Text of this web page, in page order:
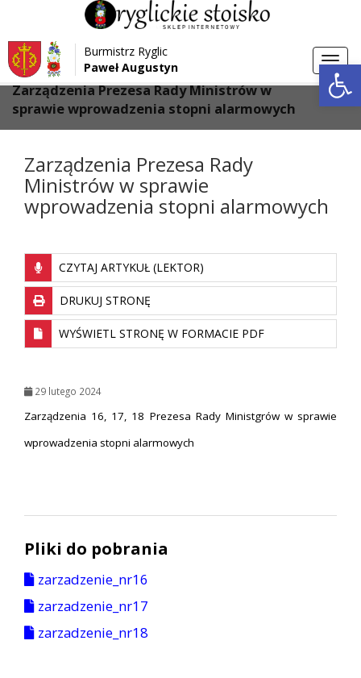
Przejdź do menu
Przejdź do głównej treści strony
Przejdź do stopki strony
Burmistrz Ryglic
Paweł Augustyn
Strona główna > Aktualności
Zarządzenia Prezesa Rady Ministrów w
sprawie wprowadzenia stopni alarmowych
Zarządzenia Prezesa Rady
Ministrów w sprawie
wprowadzenia stopni alarmowych
CZYTAJ ARTYKUŁ (LEKTOR)
DRUKUJ STRONĘ
WYŚWIETL STRONĘ W FORMACIE PDF
29 lutego 2024
Zarządzenia 16, 17, 18 Prezesa Rady Ministgrów w sprawie
wprowadzenia stopni alarmowych
Pliki do pobrania
zarzadzenie_nr16
zarzadzenie_nr17
zarzadzenie_nr18